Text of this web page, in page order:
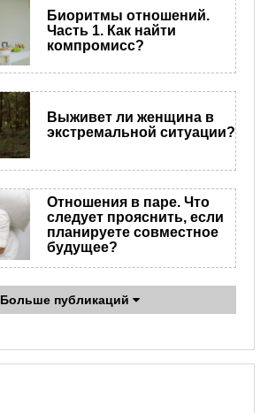
Биоритмы отношений.
Часть 1. Как найти
компромисс?
Выживет ли женщина в
экстремальной ситуации?
Отношения в паре. Что
следует прояснить, если
планируете совместное
будущее?
Больше публикаций